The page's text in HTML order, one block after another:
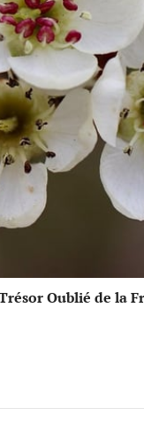
Oublié de la